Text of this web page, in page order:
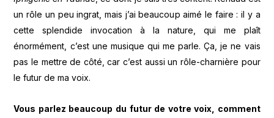
un rôle un peu ingrat, mais j’ai beaucoup aimé le faire : il y a
cette splendide invocation à la nature, qui me plaît
énormément, c’est une musique qui me parle. Ça, je ne vais
pas le mettre de côté, car c’est aussi un rôle-charnière pour
le futur de ma voix.
Vous parlez beaucoup du futur de votre voix, comment